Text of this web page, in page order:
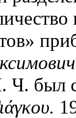
был